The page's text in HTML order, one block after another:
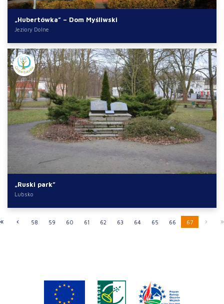
„Hubertówka” – Dom Myśliwski
Jeziory Dolne
„Ruski park”
Lubsko
58 59 60 61 62 63 64 65 66 67